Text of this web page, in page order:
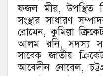
ফজল মীর, উপস্থিত
সংস্থার সাধারণ
রোমেন, কুমিল্লা
আলম রনি, সদস্য
সাবেক জাতীয়
আবেদীন নোবেল,